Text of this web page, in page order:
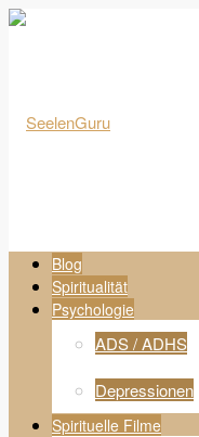
Blog
Spiritualität
Psychologie
ADS / ADHS
Depressionen
Spirituelle Filme